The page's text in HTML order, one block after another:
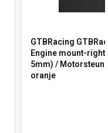
GTBRacing
Engine mount-
5mm) /
oranje